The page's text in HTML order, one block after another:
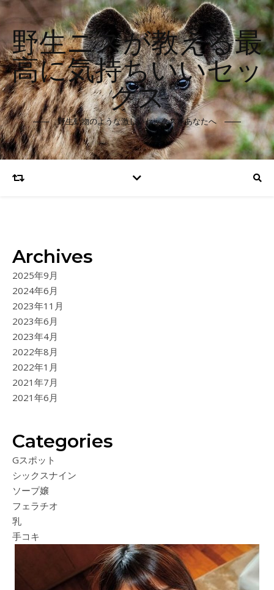
野生ニスが教える最
高に気持ちいいセッ
クス
野生動物のような激しいセックスをあなたへ
Archives
2025年9月
2024年6月
2023年11月
2023年6月
2023年4月
2022年8月
2022年1月
2021年7月
2021年6月
Categories
Gスポット
シックスナイン
ソープ嬢
フェラチオ
乳
手コキ